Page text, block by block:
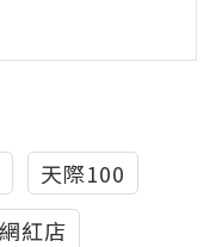
天際100
紅店